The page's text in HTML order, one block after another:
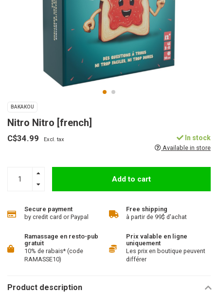
BAKAKOU
Nitro Nitro [french]
C$34.99 Excl. tax In stock
Available in store
Add to cart
Secure payment
by credit card or Paypal
Free shipping
à partir de 99$ d'achat
Ramassage en resto-pub
gratuit
10% de rabais* (code
RAMASSE10)
Prix valable en ligne
uniquement
Les prix en boutique peuvent
différer
Product description